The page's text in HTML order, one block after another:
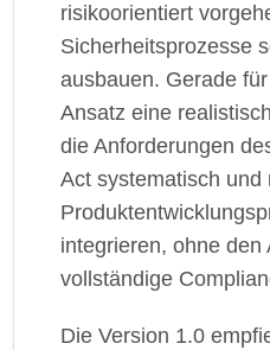
risikoorientiert
Sicherheitsprozesse
ausbauen. Gerade
Ansatz eine
die Anforderungen
Act systematisch und
integrieren, ohne den
vollständige
Die Version 1.0